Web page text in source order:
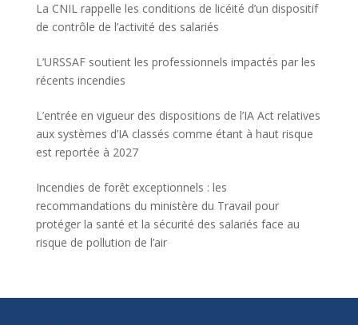
La CNIL rappelle les conditions de licéité d’un dispositif
de contrôle de l’activité des salariés
L’URSSAF soutient les professionnels impactés par les
récents incendies
L’entrée en vigueur des dispositions de l’IA Act relatives
aux systèmes d’IA classés comme étant à haut risque
est reportée à 2027
Incendies de forêt exceptionnels : les
recommandations du ministère du Travail pour
protéger la santé et la sécurité des salariés face au
risque de pollution de l’air